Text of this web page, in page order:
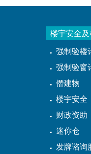
楼宇安全
强制验楼
强制验窗
僭建物
楼宇安全
财政资助
迷你仓
发牌谘询